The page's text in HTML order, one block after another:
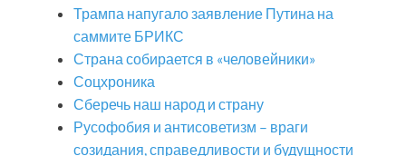
Трампа напугало заявление Путина на
саммите БРИКС
Страна собирается в «человейники»
Соцхроника
Сберечь наш народ и страну
Русофобия и антисоветизм – враги
созидания, справедливости и будущности